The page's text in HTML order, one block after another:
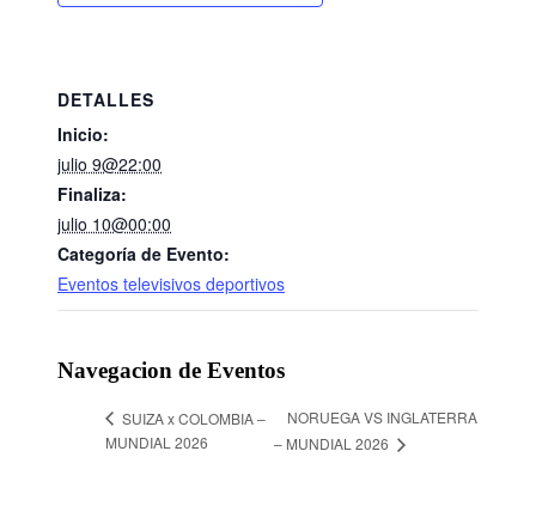
DETALLES
Inicio:
julio 9@22:00
Finaliza:
julio 10@00:00
Categoría de Evento:
Eventos televisivos deportivos
Navegacion de Eventos
SUIZA x COLOMBIA –
MUNDIAL 2026
NORUEGA VS INGLATERRA
– MUNDIAL 2026